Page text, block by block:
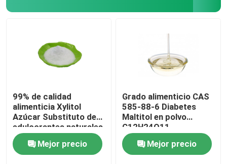
99% de calidad
alimenticia Xylitol
Azúcar Substituto de
edulcorantes naturales
para diabéticos
Mejor precio
Grado alimenticio CAS
585-88-6 Diabetes
Maltitol en polvo
C12H24O11
Mejor precio